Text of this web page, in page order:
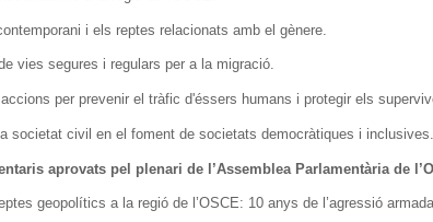
i els reptes relacionats amb el gènere.
vies segures i regulars per a la migració.
per prevenir el tràfic d'éssers humans i protegir els
societat civil en el foment de societats democràtiques i inclusives.
aprovats pel plenari de l’Assemblea Parlamentària de
geopolítics a la regió de l’OSCE: 10 anys de l’agressió